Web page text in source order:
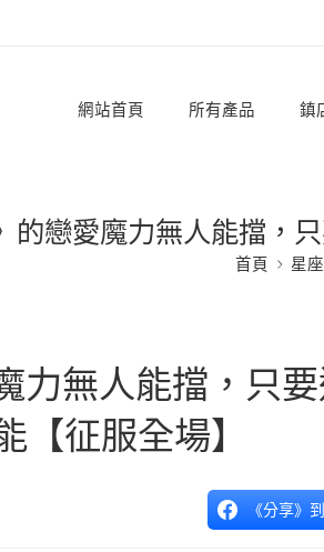
網站首頁 所有產品 鎮
的戀愛魔力無人能擋，
首頁 星
力無人能擋，只
【征服全場】
《分享》